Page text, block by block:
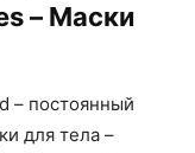
– Маски
– постоянный
для тела –